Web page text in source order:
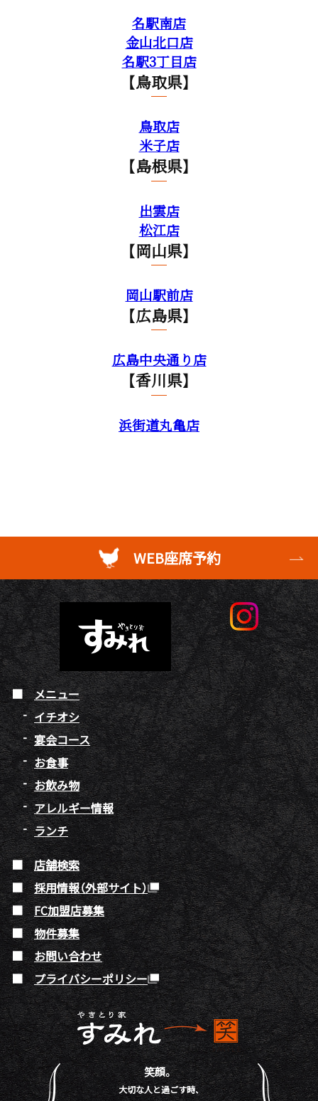
名駅南店
金山北口店
名駅3丁目店
【鳥取県】
鳥取店
米子店
【島根県】
出雲店
松江店
【岡山県】
岡山駅前店
【広島県】
広島中央通り店
【香川県】
浜街道丸亀店
WEB座席予約
メニュー
イチオシ
宴会コース
お食事
お飲み物
アレルギー情報
ランチ
店舗検索
採用情報（外部サイト）
FC加盟店募集
物件募集
お問い合わせ
プライバシーポリシー
笑顔。
大切な人と過ごす時、